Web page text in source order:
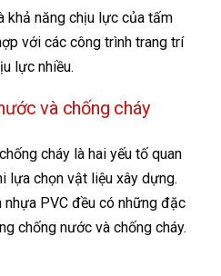
khả năng chịu lực của tấm
với các công trình trang trí
lực nhiều.
và chống cháy
cháy là hai yếu tố quan
lựa chọn vật liệu xây dựng.
PVC đều có những đặc
chống nước và chống cháy.